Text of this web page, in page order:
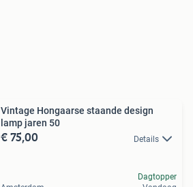
Vintage Hongaarse staande design
lamp jaren 50
€ 75,00 Details
Dagtopper